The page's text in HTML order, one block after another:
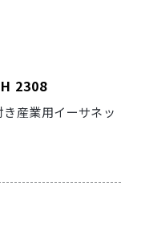
2308
産業用イーサネッ